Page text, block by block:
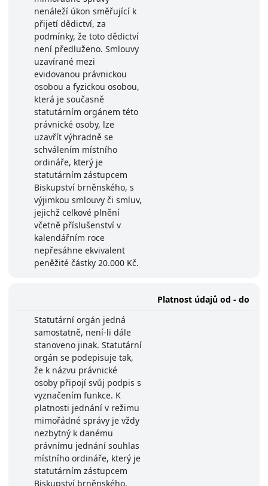
nenáleží úkon směřující k
přijetí dědictví, za
podmínky, že toto dědictví
není předluženo. Smlouvy
uzavírané mezi
evidovanou právnickou
osobou a fyzickou osobou,
která je současně
statutárním orgánem této
právnické osoby, lze
uzavřít výhradně se
schválením místního
ordináře, který je
statutárním zástupcem
Biskupství brněnského, s
výjimkou smlouvy či smluv,
jejichž celkové plnění
včetně příslušenství v
kalendářním roce
nepřesáhne ekvivalent
peněžité částky 20.000 Kč.
Platnost údajů od - do
Statutární orgán jedná
samostatně, není-li dále
stanoveno jinak. Statutární
orgán se podepisuje tak,
že k názvu právnické
osoby připojí svůj podpis s
vyznačením funkce. K
platnosti jednání v režimu
mimořádné správy je vždy
nezbytný k danému
právnímu jednání souhlas
místního ordináře, který je
statutárním zástupcem
Biskupství brněnského.